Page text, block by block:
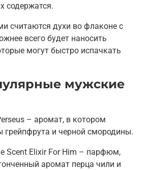
содержатся.
считаются духи во флаконе с
всего будет наносить
могут быстро испачкать
мужские
– аромат, в котором
грейпфрута и черной смородины.
Scent Elixir For Him – парфюм,
аромат перца чили и